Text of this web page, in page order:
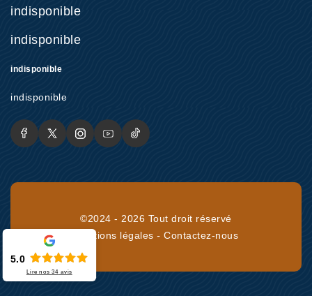
indisponible
indisponible
indisponible
indisponible
©2024 - 2026 Tout droit réservé
Mentions légales -Contactez-nous
5.0
Lire nos34 avis